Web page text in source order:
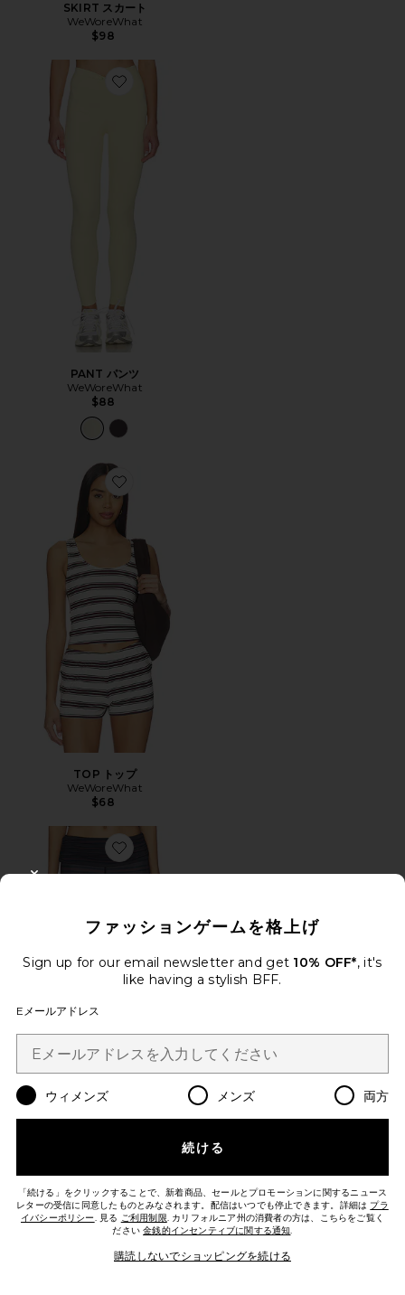
SKIRT スカート
WeWoreWhat
$98
Favorite PANT パンツ
PANT パンツ
WeWoreWhat
$88
Favorite TOP トップ
TOP トップ
WeWoreWhat
$68
Favorite PANT パンツ
Favorite SHORT ショートパンツ
ファッションゲームを格上げ
Sign up for our email newsletter and get 10% OFF*, it's
like having a stylish BFF.
Eメールアドレス
ウィメンズ メンズ 両方
続ける
「続ける」をクリックすることで、新着商品、セールとプロモーションに関するニュース
レターの受信に同意したものとみなされます。配信はいつでも停止できます。詳細は プラ
イバシーポリシー. 見る ご利用制限. カリフォルニア州の消費者の方は、こちらをご覧く
ださい金銭的インセンティブに関する通知.
購読しないでショッピングを続ける